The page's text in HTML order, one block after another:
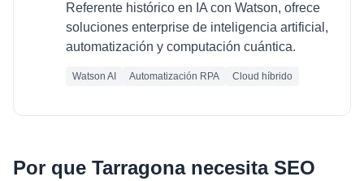
Referente histórico en IA con Watson, ofrece
soluciones enterprise de inteligencia artificial,
automatización y computación cuántica.
Watson AI Automatización RPA Cloud híbrido
Por que Tarragonanecesita SEO